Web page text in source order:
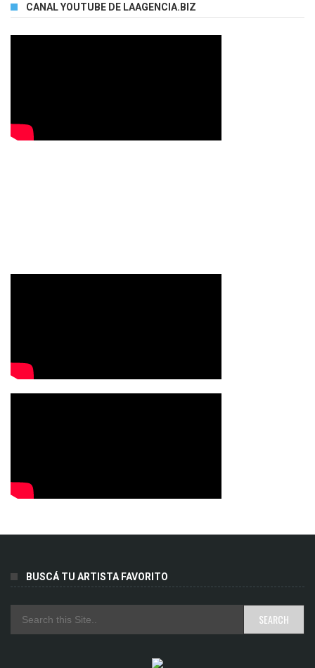
CANAL YOUTUBE DE LAAGENCIA.BIZ
BUSCÁ TU ARTISTA FAVORITO